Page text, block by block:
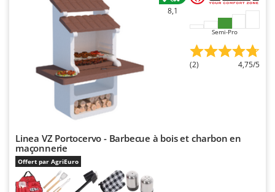
8,1
Semi-Pro
(2) 4,75/5
Linea VZ Portocervo - Barbecue à bois et charbon en
maçonnerie
Offert par AgriEuro